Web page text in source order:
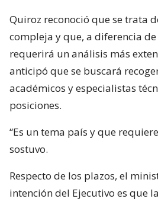
Quiroz reconoció que se trata
compleja y que, a diferencia
requerirá un análisis más
anticipó que se buscará
académicos y especialistas
posiciones.
“Es un tema país y que
sostuvo.
Respecto de los plazos, el
intención del Ejecutivo es que